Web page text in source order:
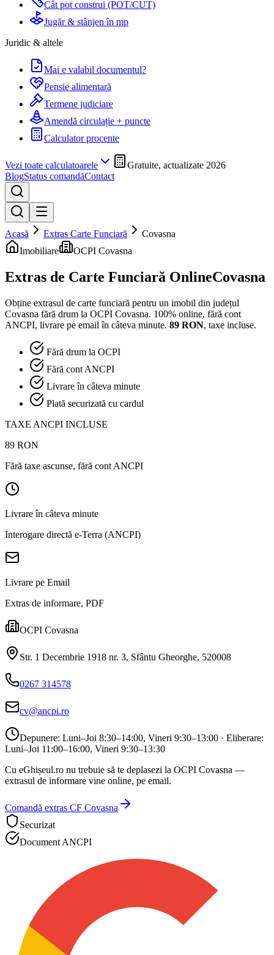
Cât pot construi (POT/CUT)
Jugăr & stânjen în mp
Juridic & altele
Mai e valabil documentul?
Pensie alimentară
Termene judiciare
Amendă circulație + puncte
Calculator procente
Vezi toate calculatoarele
Gratuite, actualizate 2026
BlogStatus comandăContact
Acasă Extras Carte Funciară
Covasna
Imobiliare
OCPI Covasna
Extras de Carte Funciară OnlineCovasna
Obține extrasul de carte funciară pentru un imobil din județul
Covasna fără drum la OCPI Covasna. 100% online, fără cont
ANCPI, livrare pe email în câteva minute. 89 RON, taxe incluse.
Fără drum la OCPI
Fără cont ANCPI
Livrare în câteva minute
Plată securizată cu cardul
TAXE ANCPI INCLUSE
89 RON
Fără taxe ascunse, fără cont ANCPI
Livrare în câteva minute
Interogare directă e-Terra (ANCPI)
Livrare pe Email
Extras de informare, PDF
OCPI Covasna
Str. 1 Decembrie 1918 nr. 3, Sfântu Gheorghe, 520008
0267 314578
cv@ancpi.ro
Depunere: Luni–Joi 8:30–14:00, Vineri 9:30–13:00 · Eliberare:
Luni–Joi 11:00–16:00, Vineri 9:30–13:30
Cu eGhișeul.ro nu trebuie să te deplasezi la OCPI Covasna —
extrasul de informare vine online, pe email.
Comandă extras CF Covasna
Securizat
Document ANCPI